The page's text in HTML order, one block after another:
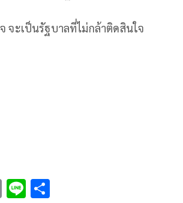
จะเป็นรัฐบาลที่ไม่กล้าติดสินใจ
C Li